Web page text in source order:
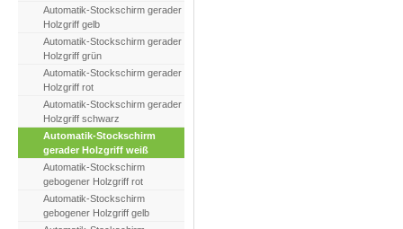
Automatik-Stockschirm gerader
Holzgriff gelb
Automatik-Stockschirm gerader
Holzgriff grün
Automatik-Stockschirm gerader
Holzgriff rot
Automatik-Stockschirm gerader
Holzgriff schwarz
Automatik-Stockschirm
gerader Holzgriff weiß
Automatik-Stockschirm
gebogener Holzgriff rot
Automatik-Stockschirm
gebogener Holzgriff gelb